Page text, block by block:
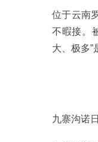
位于云南
不暇接。
大、极多”
九寨沟诺